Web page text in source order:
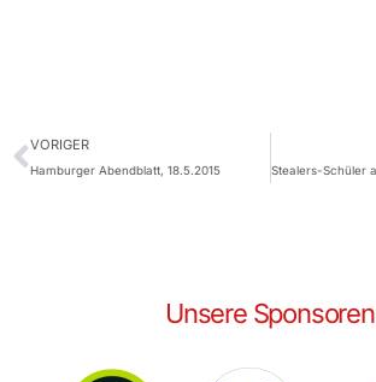
VORIGER
Hamburger Abendblatt, 18.5.2015
Unsere Sponsoren